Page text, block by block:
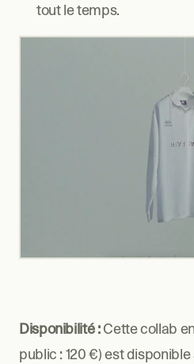
tout le temps.
Disponibilité : Cette collab
public : 120 €) est